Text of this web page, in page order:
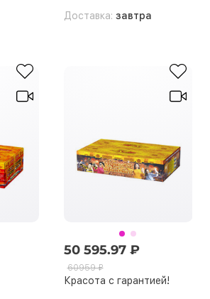
Доставка: завтра
50 595.97 ₽
60959 ₽
Красота с гарантией!